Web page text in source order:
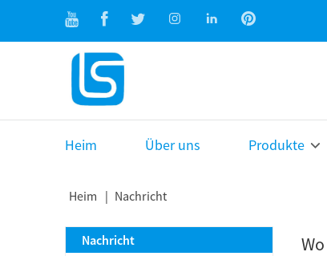
Heim Über uns Produkte
Heim Nachricht
Nachricht